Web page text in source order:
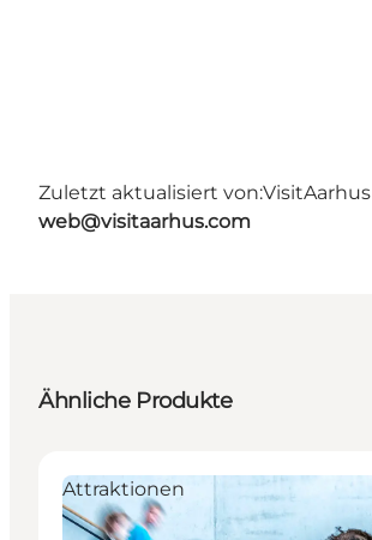
Zuletzt aktualisiert von:VisitAarhus
web@visitaarhus.com
Ähnliche Produkte
Attraktionen